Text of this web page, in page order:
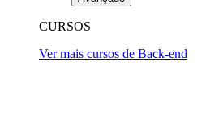
CURSOS
Ver mais cursos de Back-end